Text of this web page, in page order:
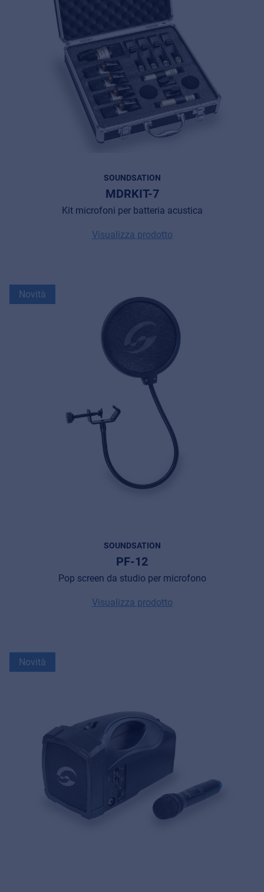
SOUNDSATION
MDRKIT-7
Kit microfoni per batteria acustica
Visualizza prodotto
Novità
SOUNDSATION
PF-12
Pop screen da studio per microfono
Visualizza prodotto
Novità